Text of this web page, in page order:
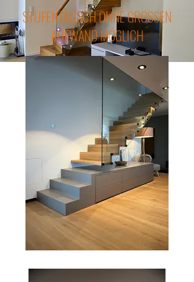
STUFENTAUSCH OHNE GROSSEN
AUFWAND MÖGLICH